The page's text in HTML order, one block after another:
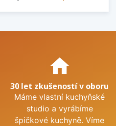
home
30 let zkušeností v oboru
Máme vlastní kuchyňské
studio a vyrábíme
špičkové kuchyně. Víme